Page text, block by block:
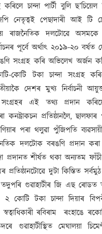
চান্দা পাৰ্টী বুলি
নেতৃত্বই পেছাদাৰী আই টি
ৰাজনৈতিক দলটোৱে
পূৰ্বে অৰ্থাৎ ২০১৯-২০
সংগ্ৰহ কৰি অভিলেখ অৰ্জন
কোটি টকা চান্দা সংগ্ৰহ
দেশৰ মুখ্য নিৰ্বাচনী
সংগ্ৰহৰ এই তথ্য প্ৰদান
কনষ্ট্ৰাকচন প্ৰতিষ্ঠানলৈ, ছালফাৰ
পৰা থলুৱা পুঁজিপতি
দলটোক বৰঙণি প্ৰদান কৰা
প্ৰদানত শীৰ্ষত থকা অন্যতম
প্ৰতিষ্ঠানটোৱে দুটা কিস্তিত
গুৱাহাটীৰ জি এছ ৰোডত
কোটি টকা চান্দা দিয়াৰ
ৰবিৰাম ৰংহাঙে
গুৱাহাটীস্থিত মেঘালয়া